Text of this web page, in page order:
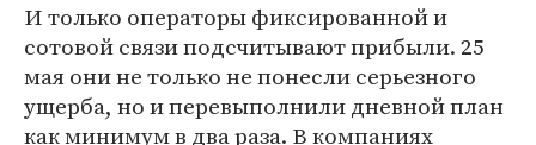
И только операторы фиксированной и
сотовой связи подсчитывают прибыли. 25
мая они не только не понесли серьезного
ущерба, но и перевыполнили дневной план
как минимум в два раза. В компаниях